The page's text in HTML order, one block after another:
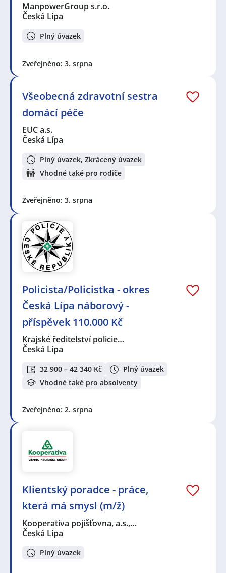
ManpowerGroup s.r.o.
Česká Lípa
Plný úvazek
Zveřejněno: 3. srpna
Všeobecná zdravotní sestra
domácí péče
EUC a.s.
Česká Lípa
Plný úvazek, Zkrácený úvazek
Vhodné také pro rodiče
Zveřejněno: 3. srpna
Policista/Policistka - okres
Česká Lípa náborový -
příspěvek 110.000 Kč
Krajské ředitelství policie…
Česká Lípa
32 900 – 42 340 Kč
Plný úvazek
Vhodné také pro absolventy
Zveřejněno: 2. srpna
Klientský poradce - práce,
která má smysl (m/ž)
Kooperativa pojišťovna, a.s.,…
Česká Lípa
Plný úvazek